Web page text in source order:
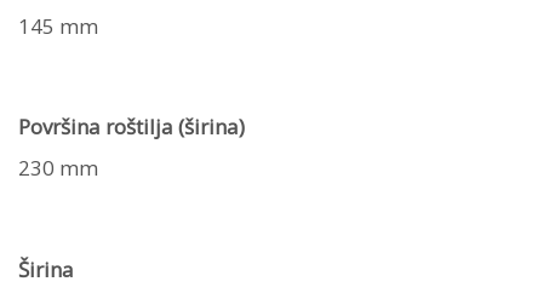
145 mm
Površina roštilja (širina)
230 mm
Širina